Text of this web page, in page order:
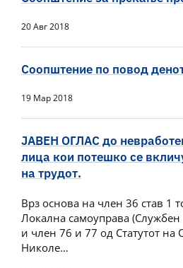
20 Авг 2018
Соопштение по повод
19 Мар 2018
ЈАВЕН ОГЛАС до
лица кои потешко се
на трудот.
Врз основа на член 36 став 1
Локална самоуправа
и член 76 и 77 од Статутот
Николе…